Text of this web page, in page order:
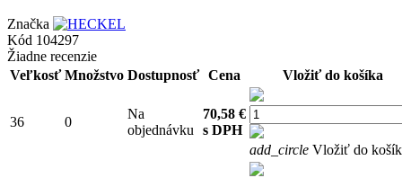
Značka
Kód 104297
Žiadne recenzie
Veľkosť Množstvo Dostupnosť Cena Vložiť do košíka
36 0
Na
objednávku
70,58 €
s DPH
add_circle Vložiť do